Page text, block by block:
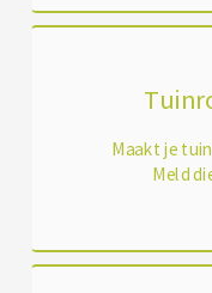
Maakt je
Meld